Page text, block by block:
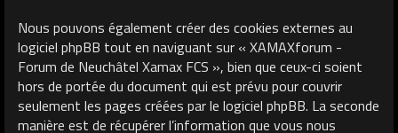
Nous pouvons également créer des cookies externes au
logiciel phpBB tout en naviguant sur « XAMAXforum -
Forum de Neuchâtel Xamax FCS », bien que ceux-ci soient
hors de portée du document qui est prévu pour couvrir
seulement les pages créées par le logiciel phpBB. La seconde
manière est de récupérer l’information que vous nous